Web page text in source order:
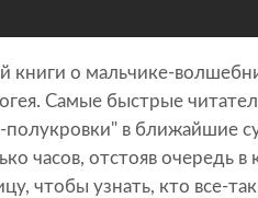
книги о мальчике-
Самые быстрые
в ближайшие
часов, отстояв очередь
чтобы узнать, кто все-